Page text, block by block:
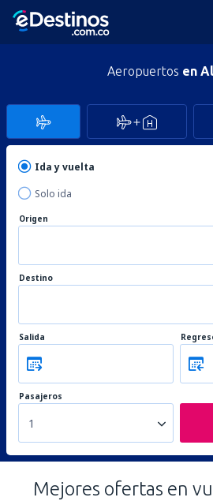
Aeropuertos en
Ida y vuelta
Solo ida
Origen
Destino
Salida
Pasajeros
1
Mejores ofertas en